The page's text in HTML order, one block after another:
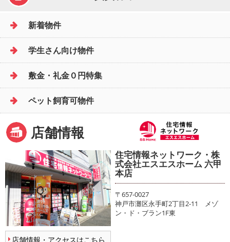
新着物件
学生さん向け物件
敷金・礼金０円特集
ペット飼育可物件
店舗情報
店舗情報・アクセスはこちら
住宅情報ネットワーク・株
式会社エスエスホーム 六甲
本店
〒657-0027
神戸市灘区永手町2丁目2-11 メゾ
ン・ド・ブラン1F東